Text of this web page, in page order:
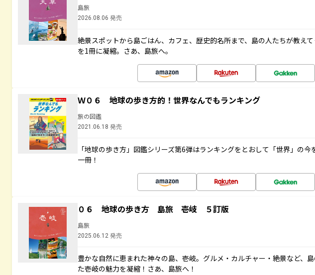
島旅
2026.08.06 発売
絶景スポットから島ごはん、カフェ、歴史的名所まで、島の人たちが教え
を1冊に凝縮。さあ、島旅へ。
Ｗ０６ 地球の歩き方的！世界なんでもランキング
旅の図鑑
2021.06.18 発売
「地球の歩き方」図鑑シリーズ第6弾はランキングをとおして「世界」の今
一冊！
０６ 地球の歩き方 島旅 壱岐 ５訂版
島旅
2025.06.12 発売
豊かな自然に恵まれた神々の島、壱岐。グルメ・カルチャー・絶景など、
た壱岐の魅力を凝縮！さあ、島旅へ！